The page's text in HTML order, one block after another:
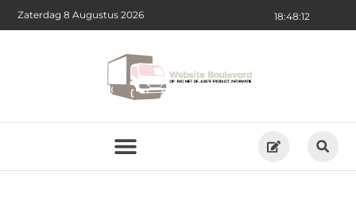
18:48:14
Zaterdag 8 Augustus 2026